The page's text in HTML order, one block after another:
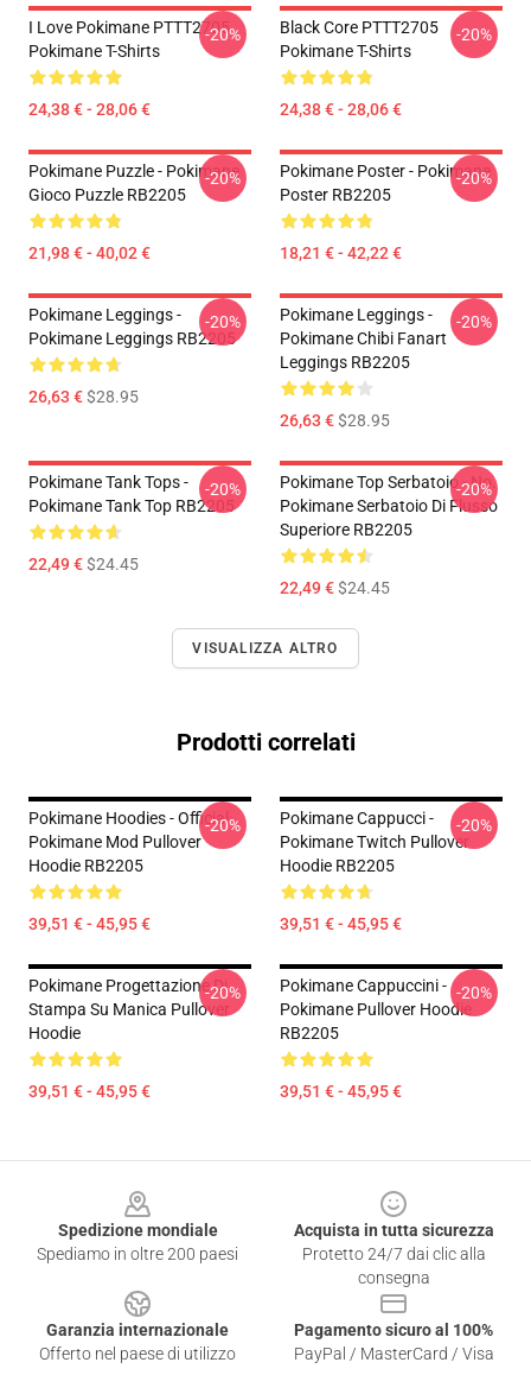
I Love Pokimane PTTT2705
Pokimane T-Shirts
24,38 € - 28,06 €
-20%
Black Core PTTT2705
Pokimane T-Shirts
24,38 € - 28,06 €
-20%
Pokimane Puzzle - Pokimane
Gioco Puzzle RB2205
21,98 € - 40,02 €
-20%
Pokimane Poster - Pokimane
Poster RB2205
18,21 € - 42,22 €
-20%
Pokimane Leggings -
Pokimane Leggings RB2205
26,63 €$28.95
-20%
Pokimane Leggings -
Pokimane Chibi Fanart
Leggings RB2205
26,63 €$28.95
-20%
Pokimane Tank Tops -
Pokimane Tank Top RB2205
22,49 €$24.45
-20%
Pokimane Top Serbatoio - No.
Pokimane Serbatoio Di Flusso
Superiore RB2205
22,49 €$24.45
-20%
VISUALIZZA ALTRO
Prodotti correlati
Pokimane Hoodies - Official
Pokimane Mod Pullover
Hoodie RB2205
39,51 € - 45,95 €
-20%
Pokimane Cappucci -
Pokimane Twitch Pullover
Hoodie RB2205
39,51 € - 45,95 €
-20%
Pokimane Progettazione Di
Stampa Su Manica Pullover
Hoodie
39,51 € - 45,95 €
-20%
Pokimane Cappuccini -
Pokimane Pullover Hoodie
RB2205
39,51 € - 45,95 €
-20%
Spedizione mondiale
Spediamo in oltre 200 paesi
Acquista in tutta sicurezza
Protetto 24/7 dai clic alla
consegna
Garanzia internazionale
Offerto nel paese di utilizzo
Pagamento sicuro al 100%
PayPal / MasterCard / Visa